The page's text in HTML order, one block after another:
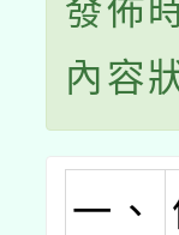
發佈
內容
一、